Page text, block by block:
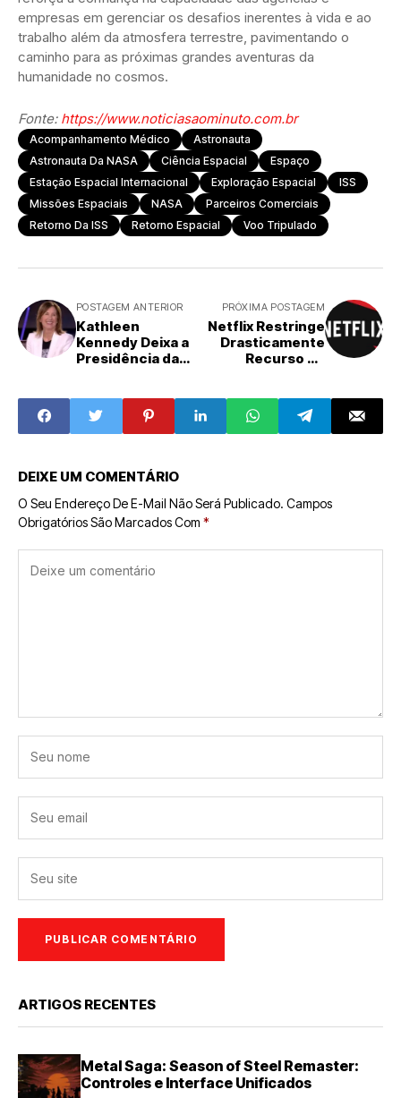
empresas em gerenciar os desafios inerentes à vida e ao
trabalho além da atmosfera terrestre, pavimentando o
caminho para as próximas grandes aventuras da
humanidade no cosmos.
Fonte: https://www.noticiasaominuto.com.br
Acompanhamento Médico
Astronauta
Astronauta Da NASA
Ciência Espacial
Espaço
Estação Espacial Internacional
Exploração Espacial
ISS
Missões Espaciais
NASA
Parceiros Comerciais
Retorno Da ISS
Retorno Espacial Voo Tripulado
POSTAGEM ANTERIOR
Kathleen
Kennedy Deixa a
Presidência da
Assume
PRÓXIMA POSTAGEM
Netflix Restringe
Drasticamente
Recurso de
Inesperada no
Streaming
DEIXE UM COMENTÁRIO
O Seu Endereço De E-Mail Não Será Publicado. Campos
Obrigatórios São Marcados Com *
ARTIGOS RECENTES
Metal Saga: Season of Steel Remaster:
Controles e Interface Unificados